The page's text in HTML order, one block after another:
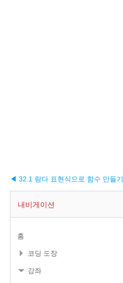
◀ 32.1 람다 표현식으로 함수 만들기
내비게이션
홈
코딩 도장
강좌